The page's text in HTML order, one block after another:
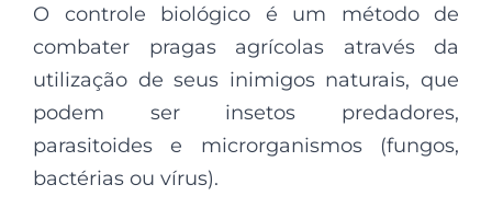
O controle biológico é um método de
combater pragas agrícolas através da
utilização de seus inimigos naturais, que
podem ser insetos predadores,
parasitoides e microrganismos (fungos,
bactérias ou vírus).